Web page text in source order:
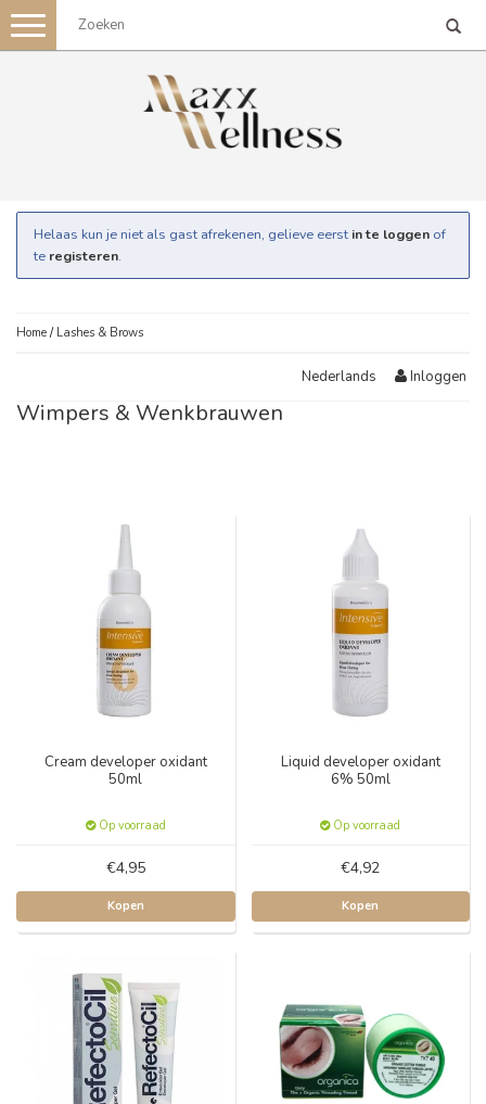
Toggle
navigation
Helaas kun je niet als gast afrekenen, gelieve eerst in te loggen of
te registeren.
Home / Lashes & Brows
Nederlands Inloggen
Wimpers & Wenkbrauwen
Cream developer oxidant
50ml
Op voorraad
€4,95
Kopen
Liquid developer oxidant
6% 50ml
Op voorraad
€4,92
Kopen